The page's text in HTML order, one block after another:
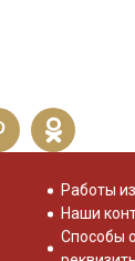
Работы
Наши
Способы